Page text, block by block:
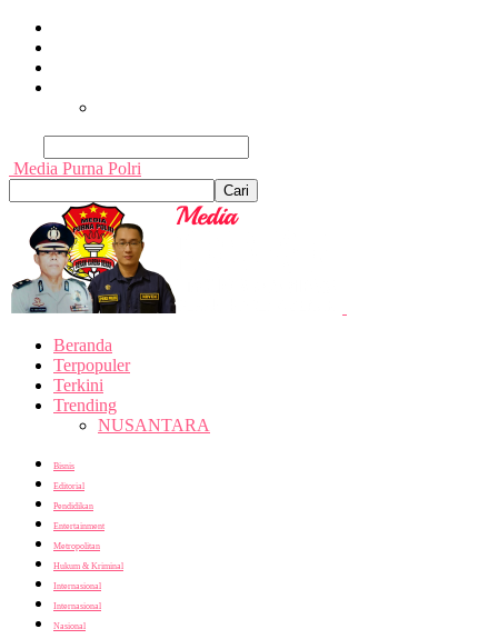
Media Purna Polri
Beranda
Terpopuler
Terkini
Trending
NUSANTARA
Bisnis
Editorial
Pendidikan
Entertainment
Metropolitan
Hukum & Kriminal
Internasional
Internasional
Nasional